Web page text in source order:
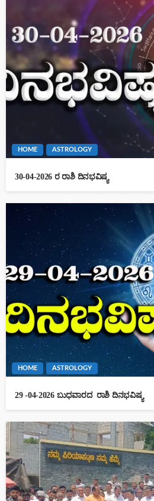
HOME ASTROLOGY
30-04-2026 ರ ರಾಶಿ ದಿನಭವಿಷ್ಯ
HOME ASTROLOGY
29 -04-2026 ಬುಧವಾರದ ರಾಶಿ ದಿನಭವಿಷ್ಯ